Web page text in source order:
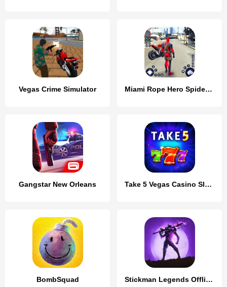
Vegas Crime Simulator Miami Rope Hero Spider Game 2
Gangstar New Orleans Take 5 Vegas Casino Slot Games
BombSquad Stickman Legends Offline Games